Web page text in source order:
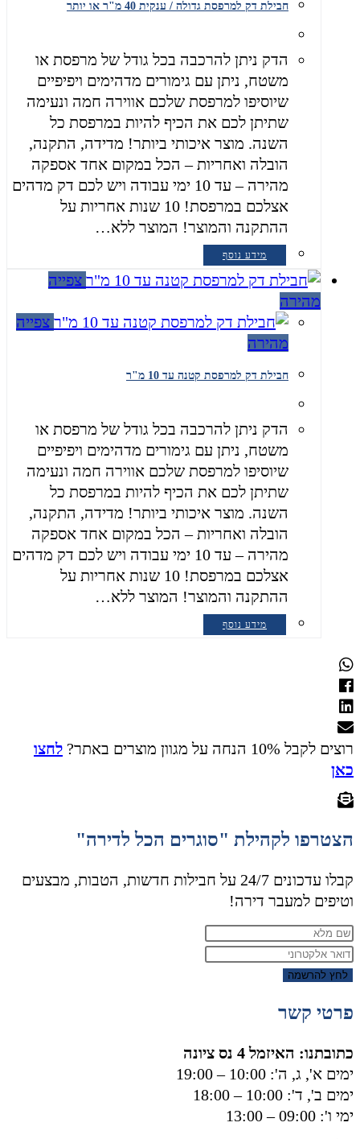
חבילת דק למרפסת גדולה / ענקית 40 מ"ר או יותר
הדק ניתן להרכבה בכל גודל של מרפסת או
משטח, ניתן עם גימורים מדהימים ויפיפיים
שיוסיפו למרפסת שלכם אווירה חמה ונעימה
שתיתן לכם את הכיף להיות במרפסת כל
השנה. מוצר איכותי ביותר! מדידה, התקנה,
הובלה ואחריות – הכל במקום אחד אספקה
מהירה – עד 10 ימי עבודה ויש לכם דק מדהים
אצלכם במרפסת! 10 שנות אחריות על
ההתקנה והמוצר! המוצר ללא…
מידע נוסף
צפייה
מהירה
צפייה
מהירה
חבילת דק למרפסת קטנה עד 10 מ"ר
הדק ניתן להרכבה בכל גודל של מרפסת או
משטח, ניתן עם גימורים מדהימים ויפיפיים
שיוסיפו למרפסת שלכם אווירה חמה ונעימה
שתיתן לכם את הכיף להיות במרפסת כל
השנה. מוצר איכותי ביותר! מדידה, התקנה,
הובלה ואחריות – הכל במקום אחד אספקה
מהירה – עד 10 ימי עבודה ויש לכם דק מדהים
אצלכם במרפסת! 10 שנות אחריות על
ההתקנה והמוצר! המוצר ללא…
מידע נוסף
רוצים לקבל 10% הנחה על מגוון מוצרים באתר?
לחצו
כאן
הצטרפו לקהילת "סוגרים הכל לדירה"
קבלו עדכונים 24/7 על חבילות חדשות, הטבות, מבצעים
וטיפים למעבר דירה!
לחץ להרשמה
פרטי קשר
כתובתנו: האיזמל 4 נס ציונה
ימים א', ג, ה': 10:00 – 19:00
ימים ב', ד': 10:00 – 18:00
ימי ו': 09:00 – 13:00